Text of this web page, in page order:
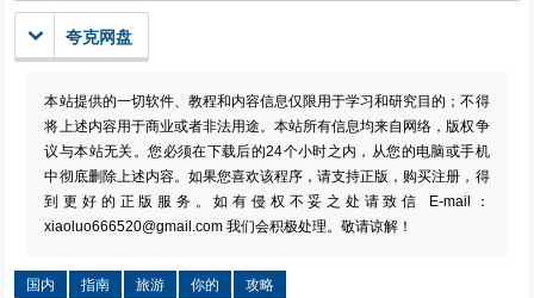
夸克网盘
本站提供的一切软件、教程和内容信息仅限用于学习和研究目的；不得
将上述内容用于商业或者非法用途。本站所有信息均来自网络，版权争
议与本站无关。您必须在下载后的24个小时之内，从您的电脑或手机
中彻底删除上述内容。如果您喜欢该程序，请支持正版，购买注册，得
到更好的正版服务。如有侵权不妥之处请致信 E-mail：
xiaoluo666520@gmail.com 我们会积极处理。敬请谅解！
国内 指南 旅游 你的 攻略